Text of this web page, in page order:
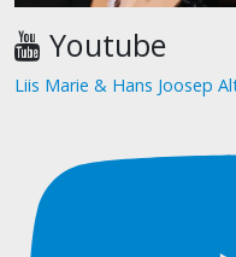
Youtube
Liis Marie & Hans Joosep